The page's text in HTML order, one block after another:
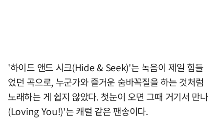
'하이드 앤드 시크(Hide & Seek)'는 녹음이 제일 힘들
었던 곡으로, 누군가와 즐거운 숨바꼭질을 하는 것처럼
노래하는 게 쉽지 않았다. 첫눈이 오면 그때 거기서 만나
(Loving You!)'는 캐럴 같은 팬송이다.